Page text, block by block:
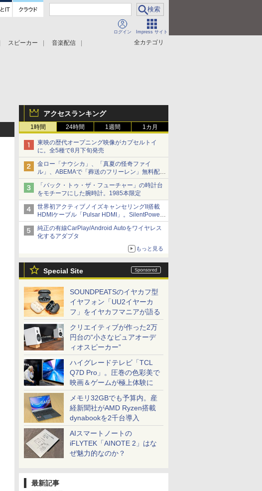
ログイン Impress サイト
全カテゴリ
スピーカー
音楽配信
アクセスランキング
1時間 24時間 1週間 1カ月
東映の歴代オープニング映像がカプセルトイ
に。全5種で8月下旬発売
金ロー「ナウシカ」、「真夏の怪奇ファイ
ル」、ABEMAで「葬送のフリーレン」無料配信
など。夏の特番・配信情報
「バック・トゥ・ザ・フューチャー」の時計台
をモチーフにした腕時計。1985本限定
世界初アクティブノイズキャンセリングII搭載
HDMIケーブル「Pulsar HDMI」。SilentPower
から
純正の有線CarPlay/Android Autoをワイヤレス
化するアダプタ
もっと見る
Special Site
SOUNDPEATSのイヤカフ型
イヤフォン「UU2イヤーカ
フ」をイヤカフマニアが語る
クリエイティブが作った2万
円台の“小さなピュアオーデ
ィオスピーカー”
ハイグレードテレビ「TCL
Q7D Pro」。圧巻の色彩美で
映画＆ゲームが極上体験に
メモリ32GBでも予算内。産
経新聞社がAMD Ryzen搭載
dynabookを2千台導入
AIスマートノートの
iFLYTEK「AINOTE 2」はな
ぜ魅力的なのか？
最新記事